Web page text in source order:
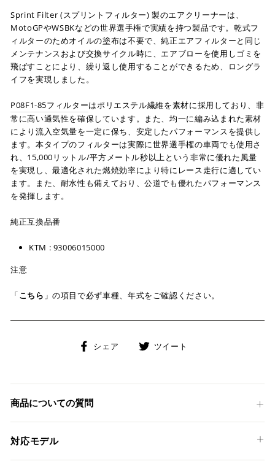
Sprint Filter (スプリントフィルター) 製のエアクリーナーは、
MotoGPやWSBKなどの世界選手権で実績を持つ製品です。乾式フ
ィルターのためオイルの塗布は不要で、純正エアフィルターと同じ
メンテナンスおよび交換サイクル時に、エアブローを使用しゴミを
飛ばすことにより、繰り返し使用することができるため、ロングラ
イフを実現しました。
P08F1-85フィルターはポリエステル繊維を素材に採用しており、非
常に高い通気性を確保しています。また、均一に編み込まれた素材
により流入空気量を一定に保ち、安定したパフォーマンスを提供し
ます。本タイプのフィルターは実際に世界選手権の車両でも使用さ
れ、15,000リットル/平方メートル秒以上という非常に優れた風量
を実現し、最適化された燃焼効率により特にレース走行に適してい
ます。また、耐水性も備えており、公道でも優れたパフォーマンス
を発揮します。
純正互換品番
KTM : 93006015000
注意
「こちら 」の項目で必ず車種、年式をご確認ください。
シェア
Facebook
ェ
る
ツイート
稿
商品についての質問
対応モデル